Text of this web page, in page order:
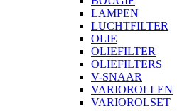
LAMPEN
LUCHTFILTER
OLIE
OLIEFILTER
OLIEFILTERS
V-SNAAR
VARIOROLLEN
VARIOROLSET